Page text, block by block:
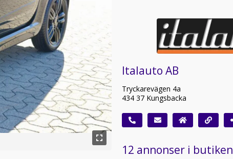
Italauto AB
Tryckarevägen 4a
434 37 Kungsbacka
12 annonser i butiken